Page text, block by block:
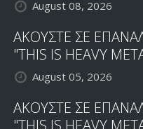
August 08, 2026
ΑΚΟΥΣΤΕ ΣΕ
"THIS IS HEAVY
August 05, 2026
ΑΚΟΥΣΤΕ ΣΕ
"THIS IS HEAVY